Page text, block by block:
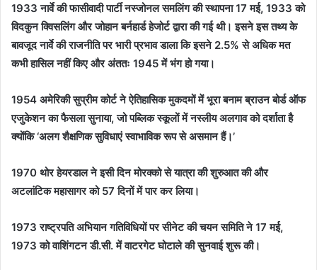
1933 नार्वे की फासीवादी पार्टी नस्जोनल समलिंग की स्थापना 17 मई, 1933 को
विदकुन क्विसलिंग और जोहान बर्नहार्ड हेजोर्ट द्वारा की गई थी। इसने इस तथ्य के
बावजूद नार्वे की राजनीति पर भारी प्रभाव डाला कि इसने 2.5% से अधिक मत
कभी हासिल नहीं किए और अंततः 1945 में भंग हो गया।
1954 अमेरिकी सुप्रीम कोर्ट ने ऐतिहासिक मुकदमों में भूरा बनाम ब्राउन बोर्ड ऑफ
एजुकेशन का फैसला सुनाया, जो पब्लिक स्कूलों में नस्लीय अलगाव को दर्शाता है
क्योंकि ‘अलग शैक्षणिक सुविधाएं स्वाभाविक रूप से असमान हैं।’
1970 थोर हेयरडाल ने इसी दिन मोरक्को से यात्रा की शुरुआत की और
अटलांटिक महासागर को 57 दिनों में पार कर लिया।
1973 राष्ट्रपति अभियान गतिविधियों पर सीनेट की चयन समिति ने 17 मई,
1973 को वाशिंगटन डी.सी. में वाटरगेट घोटाले की सुनवाई शुरू की।